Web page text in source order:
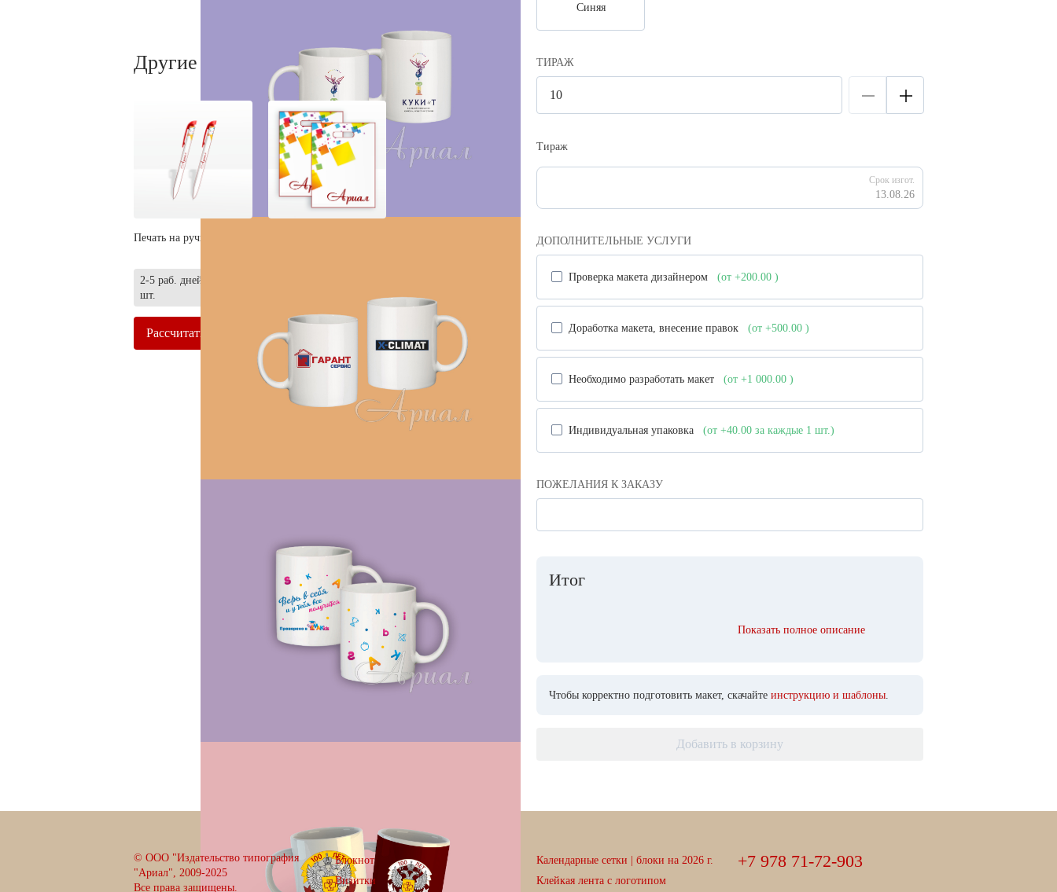
Другие виды продукции
Печать на ручках
2-5 раб. дней | от 50
шт.
Рассчитать Рассчитать
Синяя
ТИРАЖ
Тираж
Срок изгот.
13.08.26
ДОПОЛНИТЕЛЬНЫЕ УСЛУГИ
Проверка макета дизайнером (от +200.00 )
Доработка макета, внесение правок (от +500.00 )
Необходимо разработать макет (от +1 000.00 )
Индивидуальная упаковка (от +40.00 за каждые 1 шт.)
ПОЖЕЛАНИЯ К ЗАКАЗУ
Итог
Показать полное описание
Чтобы корректно подготовить макет, скачайте инструкцию и шаблоны
Добавить в корзину
© ООО "Издательство типография
"Ариал", 2009-2025
Все права защищены.
Блокнот
Визитки
Календарные сетки | блоки на 2026 г.
Клейкая лента с логотипом
+7 978 71-72-903